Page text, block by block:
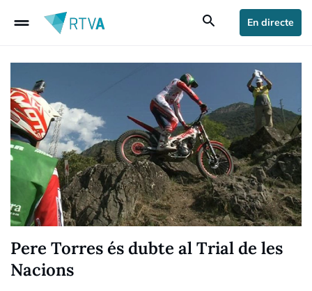
drag_handle search En directe
Pere Torres és dubte al Trial de les
Nacions